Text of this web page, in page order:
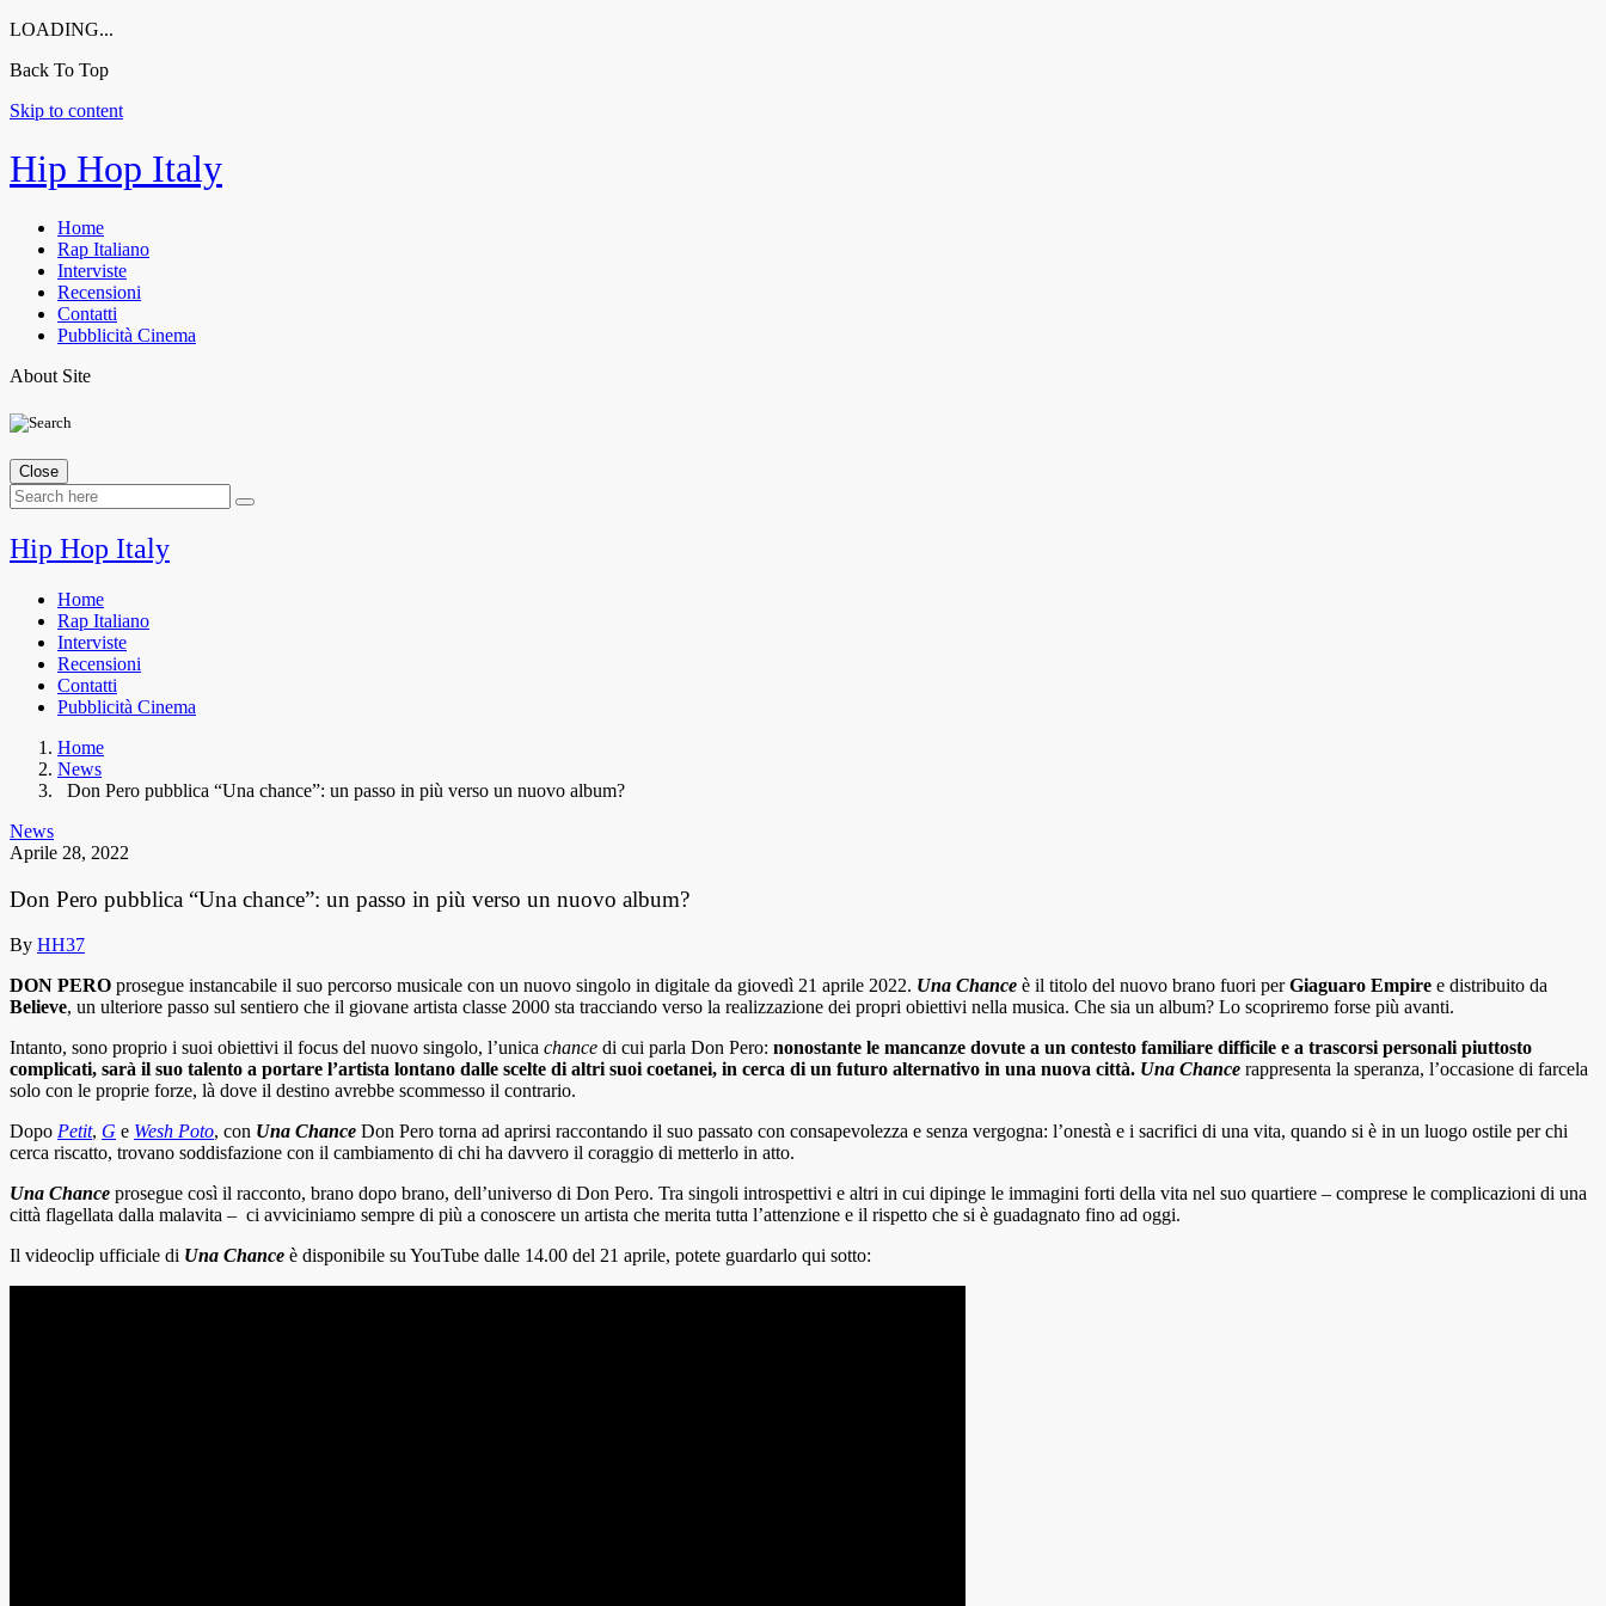
LOADING...
Back To Top
Skip to content
Hip Hop Italy
Home
Rap Italiano
Interviste
Recensioni
Contatti
Pubblicità Cinema
About Site
Close
Hip Hop Italy
Home
Rap Italiano
Interviste
Recensioni
Contatti
Pubblicità Cinema
Home
News
Don Pero pubblica “Una chance”: un passo in più verso un nuovo album?
News
Aprile 28, 2022
Don Pero pubblica “Una chance”: un passo in più verso un nuovo album?
By HH37
DON PERO prosegue instancabile il suo percorso musicale con un nuovo singolo in digitale da giovedì 21 aprile 2022. Una Chance è il titolo del nuovo brano fuori perGiaguaro Empire e distribuito da
Believe, un ulteriore passo sul sentiero che il giovane artista classe 2000 sta tracciando verso la realizzazione dei propri obiettivi nella musica. Che sia un album? Lo scopriremo forse più avanti.
Intanto, sono proprio i suoi obiettivi il focus del nuovo singolo, l’unica chance di cui parla Don Pero: nonostante le mancanze dovute a un contesto familiare difficile e a trascorsi personali piuttosto
complicati, sarà il suo talento a portare l’artista lontano dalle scelte di altri suoi coetanei, in cerca di un futuro alternativo in una nuova città. Una Chance rappresenta la speranza, l’occasione di farcela
solo con le proprie forze, là dove il destino avrebbe scommesso il contrario.
Dopo Petit, G e Wesh Poto, con Una Chance Don Pero torna ad aprirsi raccontando il suo passato con consapevolezza e senza vergogna: l’onestà e i sacrifici di una vita, quando si è in un luogo ostile per chi
cerca riscatto, trovano soddisfazione con il cambiamento di chi ha davvero il coraggio di metterlo in atto.
Una Chance prosegue così il racconto, brano dopo brano, dell’universo di Don Pero. Tra singoli introspettivi e altri in cui dipinge le immagini forti della vita nel suo quartiere – comprese le complicazioni di una
città flagellata dalla malavita – ci avviciniamo sempre di più a conoscere un artista che merita tutta l’attenzione e il rispetto che si è guadagnato fino ad oggi.
Il videoclip ufficiale di Una Chance è disponibile su YouTube dalle 14.00 del 21 aprile, potete guardarlo qui sotto: